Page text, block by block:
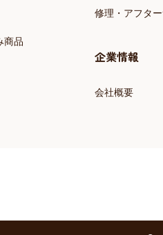
商品
修理・アフタ
企業情報
会社概要